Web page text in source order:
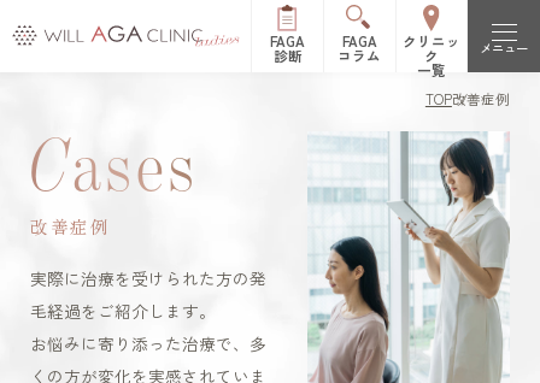
FAGA
診断
FAGA
コラム
クリニッ
ク
一覧
メニュー
FAGAとは（女性型脱毛症）
FPHLとは（女性の薄毛）
治療メニュー
オーガニック治療
es women リッチディオーラム
白髪治療
リジュビナートリファ
料金表
TOP改善症例
Cases
改善症例
実際に治療を受けられた方の発
毛経過をご紹介します。
お悩みに寄り添った治療で、多
くの方が変化を実感されていま